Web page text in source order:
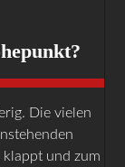
Die vielen
klappt und zum